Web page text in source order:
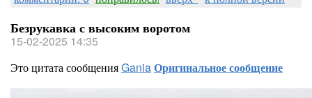
Безрукавка с высоким воротом
15-02-2025 14:35
Это цитата сообщенияGaniaОригинальное сообщение